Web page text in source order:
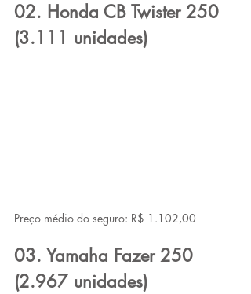
02. Honda CB Twister 250
(3.111 unidades)
Preço médio do seguro: R$ 1.102,00
03. Yamaha Fazer 250
(2.967 unidades)